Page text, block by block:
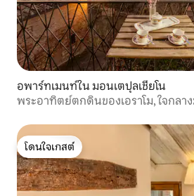
อพาร์ทเมนท์ใน มอนเตปุลเชียโน
พระอาทิตย์ตกดินของเอราโม, ใจกลา
โดนใจเกสต์
โดนใจเกสต์